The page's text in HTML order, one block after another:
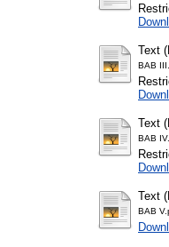
Text
BAB
Text
BAB
Text
BAB